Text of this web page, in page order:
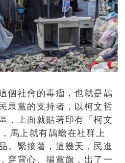
個社會的毒瘤，也就是鶄
眾黨的支持者，以柯文哲
，上面就貼著印有「柯文
馬上就有鶄蟾在社群上
。緊接著，這幾天，民進
穿背心、揚黨旗，出了一